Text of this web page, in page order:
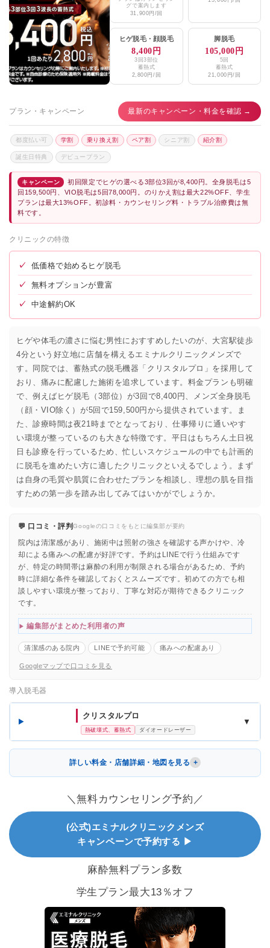
グで案内します
31,900円/回
ヒゲ脱毛・ 顔脱毛
8,400円
3回3部位
蓄熱式
2,800円/回
脚脱毛
105,000円
5回
蓄熱式
21,000円/回
プラン・キャンペーン 最新のキャンペーン・料金を確認 →
都度払い可 学割 乗り換え割 ペア割 シニア割 紹介割
誕生日特典 デビュープラン
キャンペーン
初回限定でヒゲの選べる3部位3回が8,400円。全身脱毛は5
回159,500円、VIO脱毛は5回78,000円。のりかえ割は最大22%OFF、学生
プランは最大13%OFF。初診料・カウンセリング料・トラブル治療費は無
料です。
クリニックの特徴
✓ 低価格で始めるヒゲ脱毛
✓ 無料オプションが豊富
✓ 中途解約OK
ヒゲや体毛の濃さに悩む男性におすすめしたいのが、大宮駅徒歩
4分という好立地に店舗を構えるエミナルクリニックメンズで
す。同院では、蓄熱式の脱毛機器「クリスタルプロ」を採用して
おり、痛みに配慮した施術を追求しています。料金プランも明確
で、例えばヒゲ脱毛（3部位）が3回で8,400円、メンズ全身脱毛
（顔・VIO除く）が5回で159,500円から提供されています。ま
た、診療時間は夜21時までとなっており、仕事帰りに通いやす
い環境が整っているのも大きな特徴です。平日はもちろん土日祝
日も診療を行っているため、忙しいスケジュールの中でも計画的
に脱毛を進めたい方に適したクリニックといえるでしょう。まず
は自身の毛質や肌質に合わせたプランを相談し、理想の肌を目指
すための第一歩を踏み出してみてはいかがでしょうか。
💬 口コミ・評判Googleの口コミをもとに編集部が要約
院内は清潔感があり、施術中は照射の強さを確認する声かけや、冷
却による痛みへの配慮が好評です。予約はLINEで行う仕組みです
が、特定の時間帯は麻酔の利用が制限される場合があるため、予約
時に詳細な条件を確認しておくとスムーズです。初めての方でも相
談しやすい環境が整っており、丁寧な対応が期待できるクリニック
です。
編集部がまとめた利用者の声
清潔感のある院内 LINEで予約可能 痛みへの配慮あり
Googleマップで口コミを見る
導入脱毛器
クリスタルプロ
熱破壊式、蓄熱式 ダイオードレーザー
▼
詳しい料金・店舗詳細・地図を見る
＼無料カウンセリング予約／
(公式)エミナルクリニックメンズ
キャンペーンで予約する ▶
麻酔無料プラン多数
学生プラン最大13％オフ